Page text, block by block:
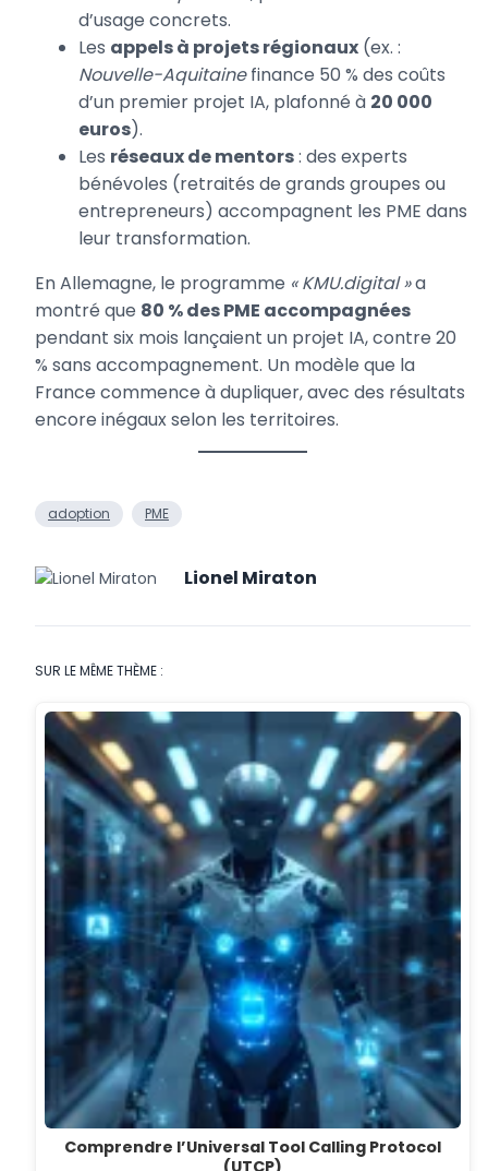
d’usage concrets.
Les appels à projets régionaux (ex. :
Nouvelle-Aquitainefinance 50 % des coûts
d’un premier projet IA, plafonné à 20 000
euros).
Les réseaux de mentors: des experts
bénévoles (retraités de grands groupes ou
entrepreneurs) accompagnent les PME dans
leur transformation.
En Allemagne, le programme « KMU.digital »a
montré que 80 % des PME accompagnées
pendant six mois lançaient un projet IA, contre 20
% sans accompagnement. Un modèle que la
France commence à dupliquer, avec des résultats
encore inégaux selon les territoires.
adoption PME
Lionel Miraton
SUR LE MÊME THÈME :
Comprendre l’Universal Tool Calling Protocol
(UTCP)